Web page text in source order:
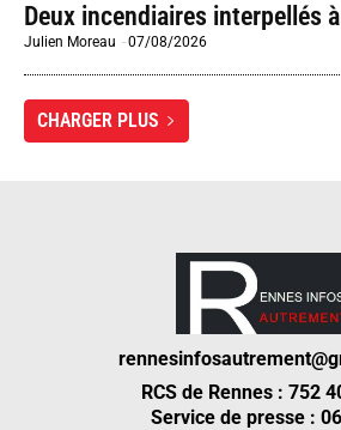
Deux incendiaires interpellés
Julien Moreau -07/08/2026
CHARGER PLUS
RCS de Rennes : 752
Service de presse :